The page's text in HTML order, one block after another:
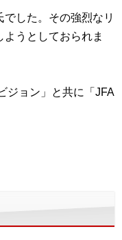
した。その強烈なリ
うとしておられま
ジョン」と共に「JFA